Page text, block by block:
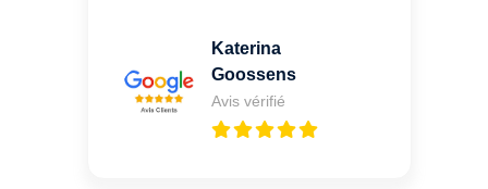
Katerina
Goossens
Avis vérifié